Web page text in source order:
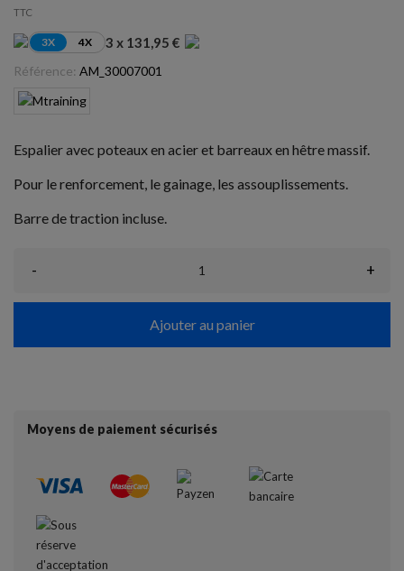
TTC
3X 4X 3 x 131,95 €
Référence: AM_30007001
Espalier avec poteaux en acier et barreaux en hêtre massif.
Pour le renforcement, le gainage, les assouplissements.
Barre de traction incluse.
- +
Ajouter au panier
Moyens de paiement sécurisés